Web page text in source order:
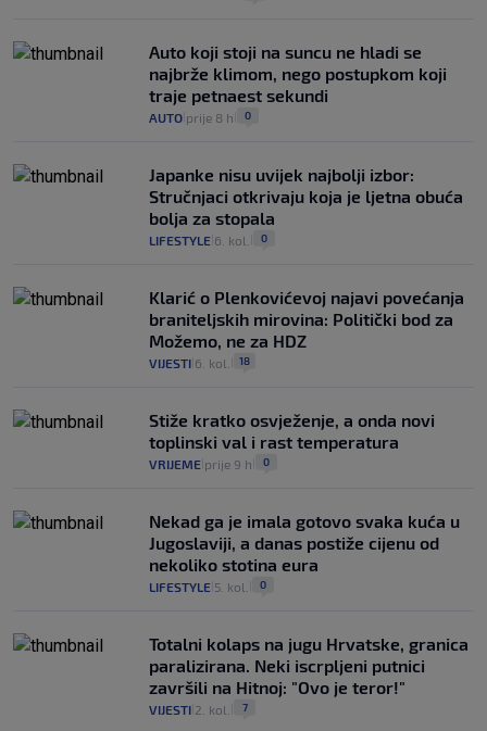
Auto koji stoji na suncu ne hladi se
najbrže klimom, nego postupkom koji
traje petnaest sekundi
AUTO prije 8 h 0
Japanke nisu uvijek najbolji izbor:
Stručnjaci otkrivaju koja je ljetna obuća
bolja za stopala
LIFESTYLE 6. kol. 0
Klarić o Plenkovićevoj najavi povećanja
braniteljskih mirovina: Politički bod za
Možemo, ne za HDZ
VIJESTI 6. kol. 18
Stiže kratko osvježenje, a onda novi
toplinski val i rast temperatura
VRIJEME prije 9 h 0
Nekad ga je imala gotovo svaka kuća u
Jugoslaviji, a danas postiže cijenu od
nekoliko stotina eura
LIFESTYLE 5. kol. 0
Totalni kolaps na jugu Hrvatske, granica
paralizirana. Neki iscrpljeni putnici
završili na Hitnoj: "Ovo je teror!"
VIJESTI 2. kol. 7